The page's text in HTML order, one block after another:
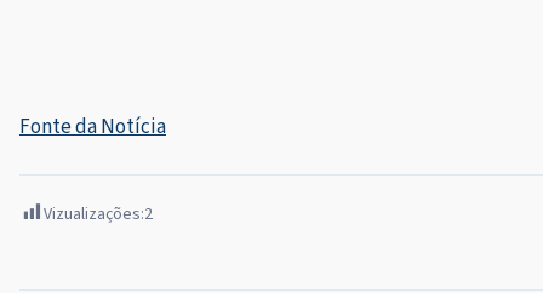
Fonte da Notícia
Vizualizações:2